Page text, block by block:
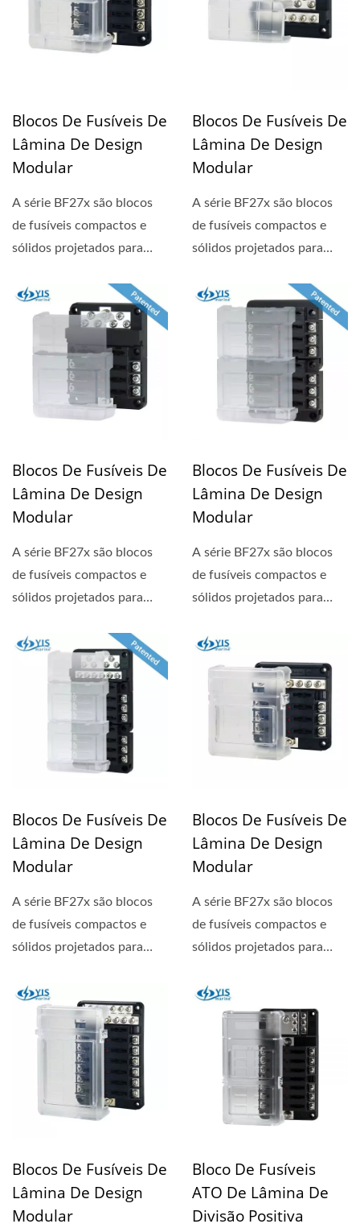
Blocos De Fusíveis De
Lâmina De Design
Modular
A série BF27x são blocos
de fusíveis compactos e
sólidos projetados para
Blocos De Fusíveis De
Lâmina De Design
Modular
A série BF27x são blocos
de fusíveis compactos e
sólidos projetados para
Blocos De Fusíveis De
Lâmina De Design
Modular
A série BF27x são blocos
de fusíveis compactos e
sólidos projetados para
Blocos De Fusíveis De
Lâmina De Design
Modular
A série BF27x são blocos
de fusíveis compactos e
sólidos projetados para
Blocos De Fusíveis De
Lâmina De Design
Modular
A série BF27x são blocos
de fusíveis compactos e
sólidos projetados para
Blocos De Fusíveis De
Lâmina De Design
Modular
A série BF27x são blocos
de fusíveis compactos e
sólidos projetados para
Blocos De Fusíveis De
Lâmina De Design
Modular
Bloco De Fusíveis
ATO De Lâmina De
Divisão Positiva